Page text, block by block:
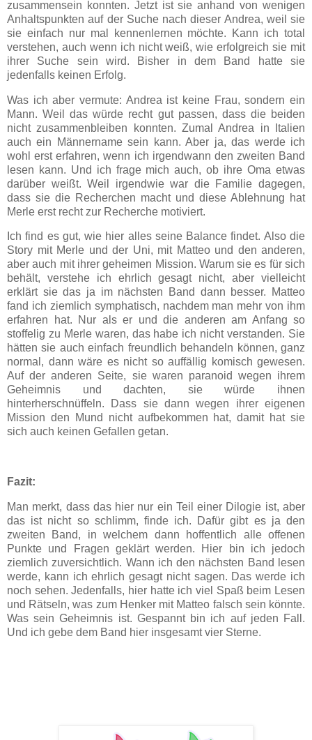
zusammensein konnten. Jetzt ist sie anhand von wenigen
Anhaltspunkten auf der Suche nach dieser Andrea, weil sie
sie einfach nur mal kennenlernen möchte. Kann ich total
verstehen, auch wenn ich nicht weiß, wie erfolgreich sie mit
ihrer Suche sein wird. Bisher in dem Band hatte sie
jedenfalls keinen Erfolg.
Was ich aber vermute: Andrea ist keine Frau, sondern ein
Mann. Weil das würde recht gut passen, dass die beiden
nicht zusammenbleiben konnten. Zumal Andrea in Italien
auch ein Männername sein kann. Aber ja, das werde ich
wohl erst erfahren, wenn ich irgendwann den zweiten Band
lesen kann. Und ich frage mich auch, ob ihre Oma etwas
darüber weißt. Weil irgendwie war die Familie dagegen,
dass sie die Recherchen macht und diese Ablehnung hat
Merle erst recht zur Recherche motiviert.
Ich find es gut, wie hier alles seine Balance findet. Also die
Story mit Merle und der Uni, mit Matteo und den anderen,
aber auch mit ihrer geheimen Mission. Warum sie es für sich
behält, verstehe ich ehrlich gesagt nicht, aber vielleicht
erklärt sie das ja im nächsten Band dann besser. Matteo
fand ich ziemlich symphatisch, nachdem man mehr von ihm
erfahren hat. Nur als er und die anderen am Anfang so
stoffelig zu Merle waren, das habe ich nicht verstanden. Sie
hätten sie auch einfach freundlich behandeln können, ganz
normal, dann wäre es nicht so auffällig komisch gewesen.
Auf der anderen Seite, sie waren paranoid wegen ihrem
Geheimnis und dachten, sie würde ihnen
hinterherschnüffeln. Dass sie dann wegen ihrer eigenen
Mission den Mund nicht aufbekommen hat, damit hat sie
sich auch keinen Gefallen getan.
Fazit:
Man merkt, dass das hier nur ein Teil einer Dilogie ist, aber
das ist nicht so schlimm, finde ich. Dafür gibt es ja den
zweiten Band, in welchem dann hoffentlich alle offenen
Punkte und Fragen geklärt werden. Hier bin ich jedoch
ziemlich zuversichtlich. Wann ich den nächsten Band lesen
werde, kann ich ehrlich gesagt nicht sagen. Das werde ich
noch sehen. Jedenfalls, hier hatte ich viel Spaß beim Lesen
und Rätseln, was zum Henker mit Matteo falsch sein könnte.
Was sein Geheimnis ist. Gespannt bin ich auf jeden Fall.
Und ich gebe dem Band hier insgesamt vier Sterne.